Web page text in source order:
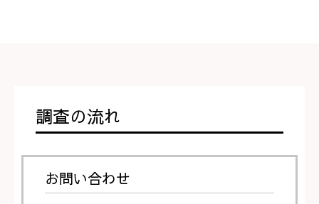
調査の流れ
お問い合わせ